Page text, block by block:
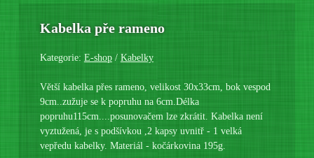
Kabelka pře rameno
Kategorie: E-shop/ Kabelky
Větší kabelka přes rameno, velikost 30x33cm, bok vespod
9cm..zužuje se k popruhu na 6cm.Délka
popruhu115cm....posunovačem lze zkrátit. Kabelka není
vyztužená, je s podšívkou ,2 kapsy uvnitř - 1 velká
vepředu kabelky. Materiál - kočárkovina 195g.